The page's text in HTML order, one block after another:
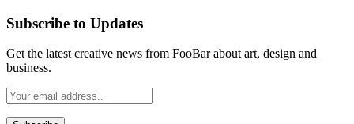
Subscribe to Updates
Get the latest creative news from FooBar about art, design and
business.